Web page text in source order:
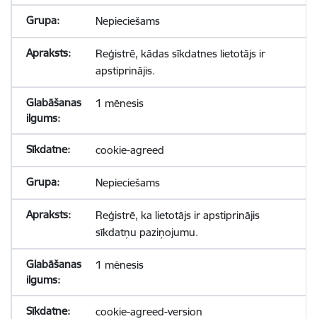
Nepieciešams
Reģistrē, kādas sīkdatnes lietotājs ir
apstiprinājis.
1 mēnesis
cookie-agreed
Nepieciešams
Reģistrē, ka lietotājs ir apstiprinājis
sīkdatņu paziņojumu.
1 mēnesis
cookie-agreed-version